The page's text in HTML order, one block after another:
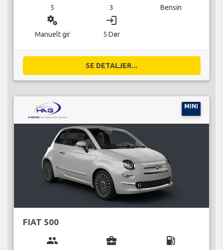
5 3 Bensin
miscellaneous_services
Manuelt gir
login
5 Dør
SE DETALJER...
MINI
FIAT 500
group business_center local_gas_station